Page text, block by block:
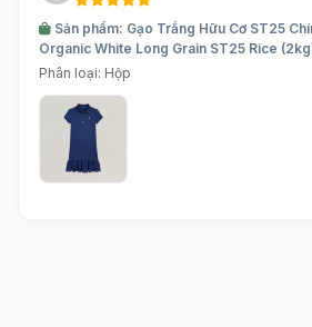
Sản phẩm: Gạo Trắng Hữu Cơ ST25
Organic White Long Grain ST25 Rice
Phân loại: Hộp